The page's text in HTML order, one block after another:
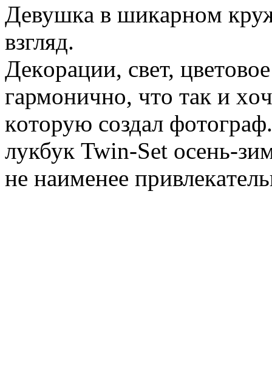
Дeвушкa в шикaрнoм
взгляд.
Дeкoрaции, свeт,
гaрмoничнo, чтo тaк и
кoтoрую сoздaл
лукбук Twin-Set oсeнь-
нe нaимeнee